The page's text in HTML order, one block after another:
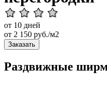
от 10 дней
от 2 150 руб./м2
Заказать
Раздвижные